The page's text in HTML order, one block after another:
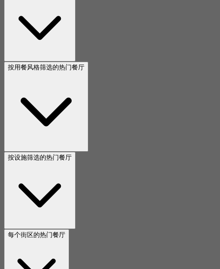
按用餐风格筛选的热门餐厅
按设施筛选的热门餐厅
每个街区的热门餐厅